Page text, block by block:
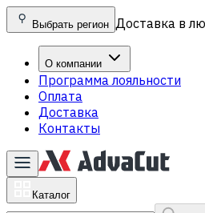
Выбрать регион Доставка в
О компании
Программа лояльности
Оплата
Доставка
Контакты
Каталог